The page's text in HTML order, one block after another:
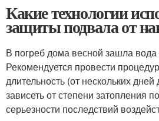
Какие технологии
защиты подвала от
В погреб дома весной зашла вода
Рекомендуется провести
длительность (от нескольких
зависеть от степени затопления
серьезности последствий